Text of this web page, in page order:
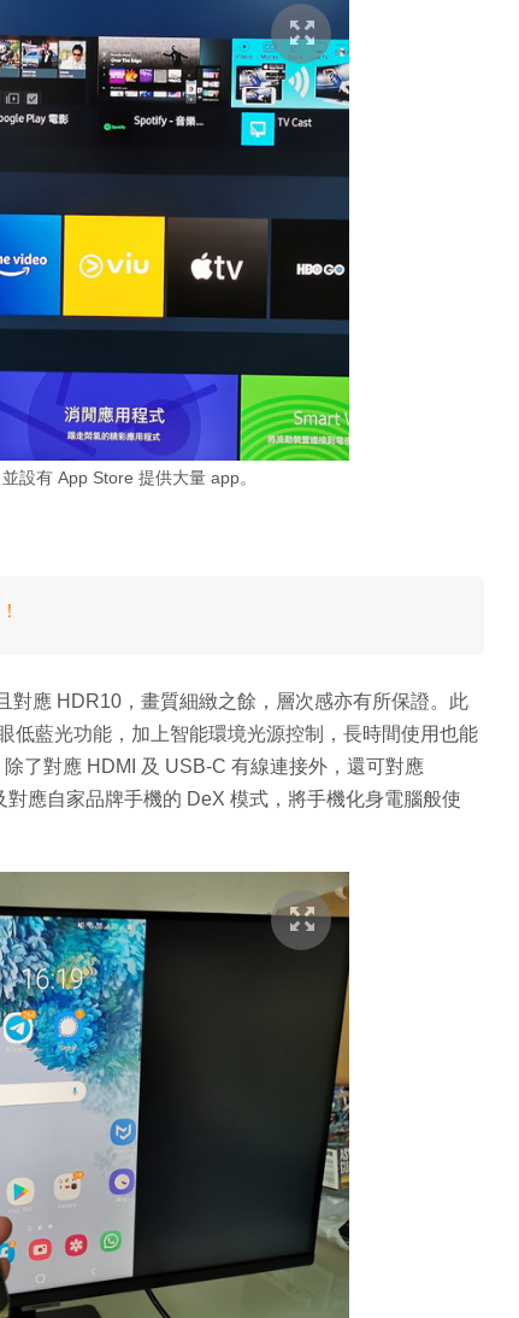
設有 App Store 提供大量 app。
對應 HDR10，畫質細緻之餘，層次感亦有所保證。此
低藍光功能，加上智能環境光源控制，長時間使用也能
了對應 HDMI 及 USB-C 有線連接外，還可對應
應自家品牌手機的 DeX 模式，將手機化身電腦般使